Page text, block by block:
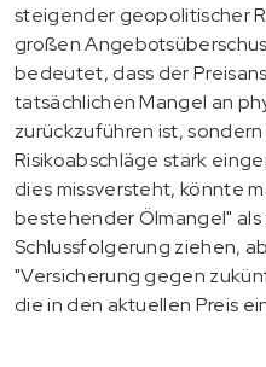
steigender geopolitischer
großen
bedeutet, dass der
tatsächlichen Mangel an
zurückzuführen ist,
Risikoabschläge stark
dies missversteht, könnte
bestehender Ölmangel"
Schlussfolgerung ziehen,
"Versicherung gegen
die in den aktuellen Preis